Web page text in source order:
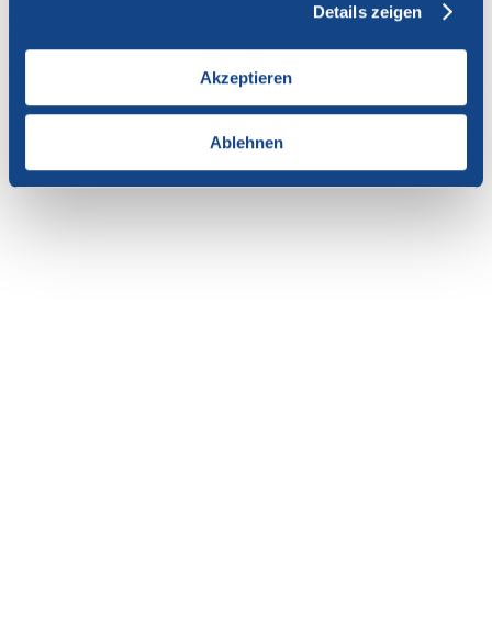
Details zeigen
Akzeptieren
Ablehnen
En tant que membre de SWISSCOFEL, vous pouvez vous
connecter avec votre nom d'utilisateur et le mot de passe pour
accéder au contenu de cette page.
Si vous n'avez pas encore d'accès, vous pouvez demander par e-mail
votre login personnel ausecrétariat.